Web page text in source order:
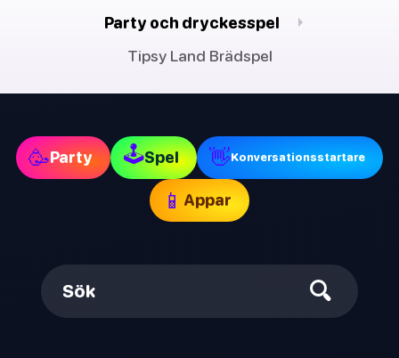
Party och dryckesspel
Tipsy Land Brädspel
🥳Party 🕹Spel 👋Konversationsstartare
📱 Appar
Sök